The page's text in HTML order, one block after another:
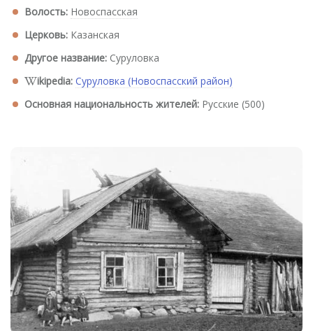
Волость: Новоспасская
Церковь: Казанская
Другое название: Суруловка
ikipedia: Суруловка (Новоспасский район)
Основная национальность жителей: Русские (500)